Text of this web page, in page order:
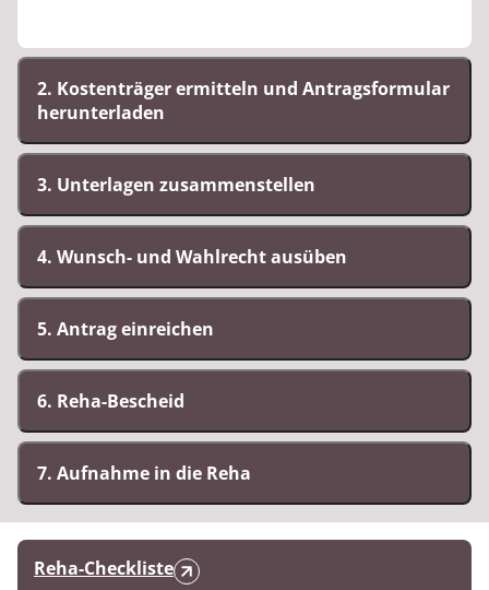
2. Kostenträger ermitteln und Antragsformular
herunterladen
3. Unterlagen zusammenstellen
4. Wunsch- und Wahlrecht ausüben
5. Antrag einreichen
6. Reha-Bescheid
7. Aufnahme in die Reha
Reha-Checkliste